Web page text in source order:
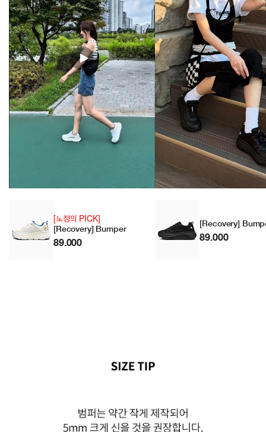
[노정의 PICK]
[Recovery] Bumper
89.000
[Recovery]
89.000